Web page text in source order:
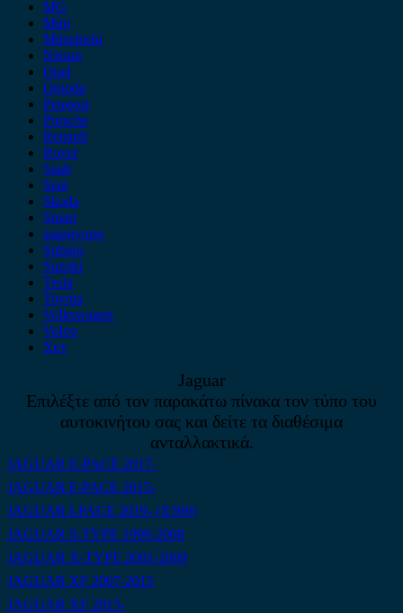
MG
Mini
Mitsubishi
Nissan
Opel
Omoda
Peugeot
Porsche
Renault
Rover
Saab
Seat
Skoda
Smart
ssangyong
Subaru
Suzuki
Tesla
Toyota
Volkswagen
Volvo
Xev
Jaguar
Επιλέξτε από τον παρακάτω πίνακα τον τύπο του
αυτοκινήτου σας και δείτε τα διαθέσιμα
ανταλλακτικά.
JAGUAR E-PACE 2017-
JAGUAR F-PACE 2015-
JAGUAR I-PACE 2019- (X590)
JAGUAR S-TYPE 1999-2008
JAGUAR X-TYPE 2001-2009
JAGUAR XF 2007-2015
JAGUAR XF 2015-